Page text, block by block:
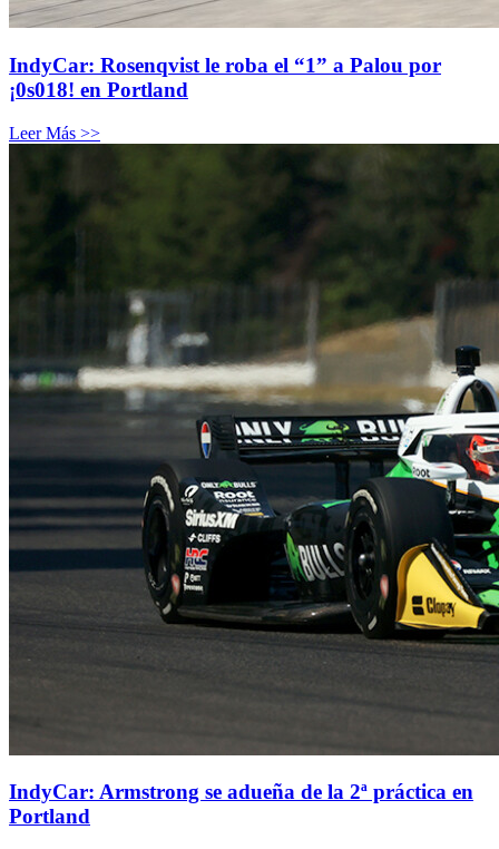
IndyCar: Rosenqvist le roba el “1” a Palou por
¡0s018! en Portland
Leer Más >>
IndyCar: Armstrong se adueña de la 2ª práctica en
Portland